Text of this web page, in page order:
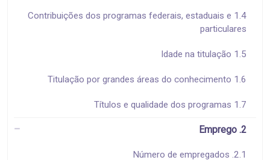
1.4 Contribuições dos programas federais, estaduais e
particulares
1.5 Idade na titulação
1.6 Titulação por grandes áreas do conhecimento
1.7 Títulos e qualidade dos programas
2. Emprego
2.1. Número de empregados